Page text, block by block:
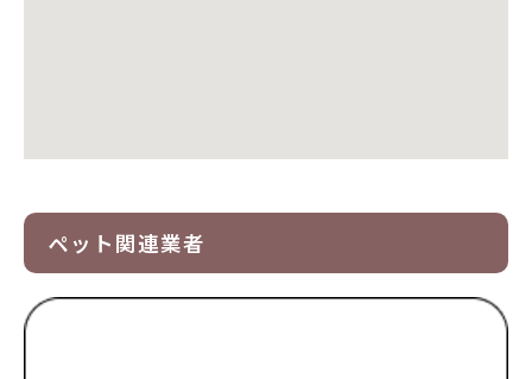
ペット関連業者